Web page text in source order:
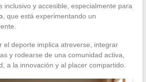
inclusivo y accesible, especialmente para
, que está experimentando un
el deporte implica atreverse, integrar
y rodearse de una comunidad activa,
a la innovación y al placer compartido.